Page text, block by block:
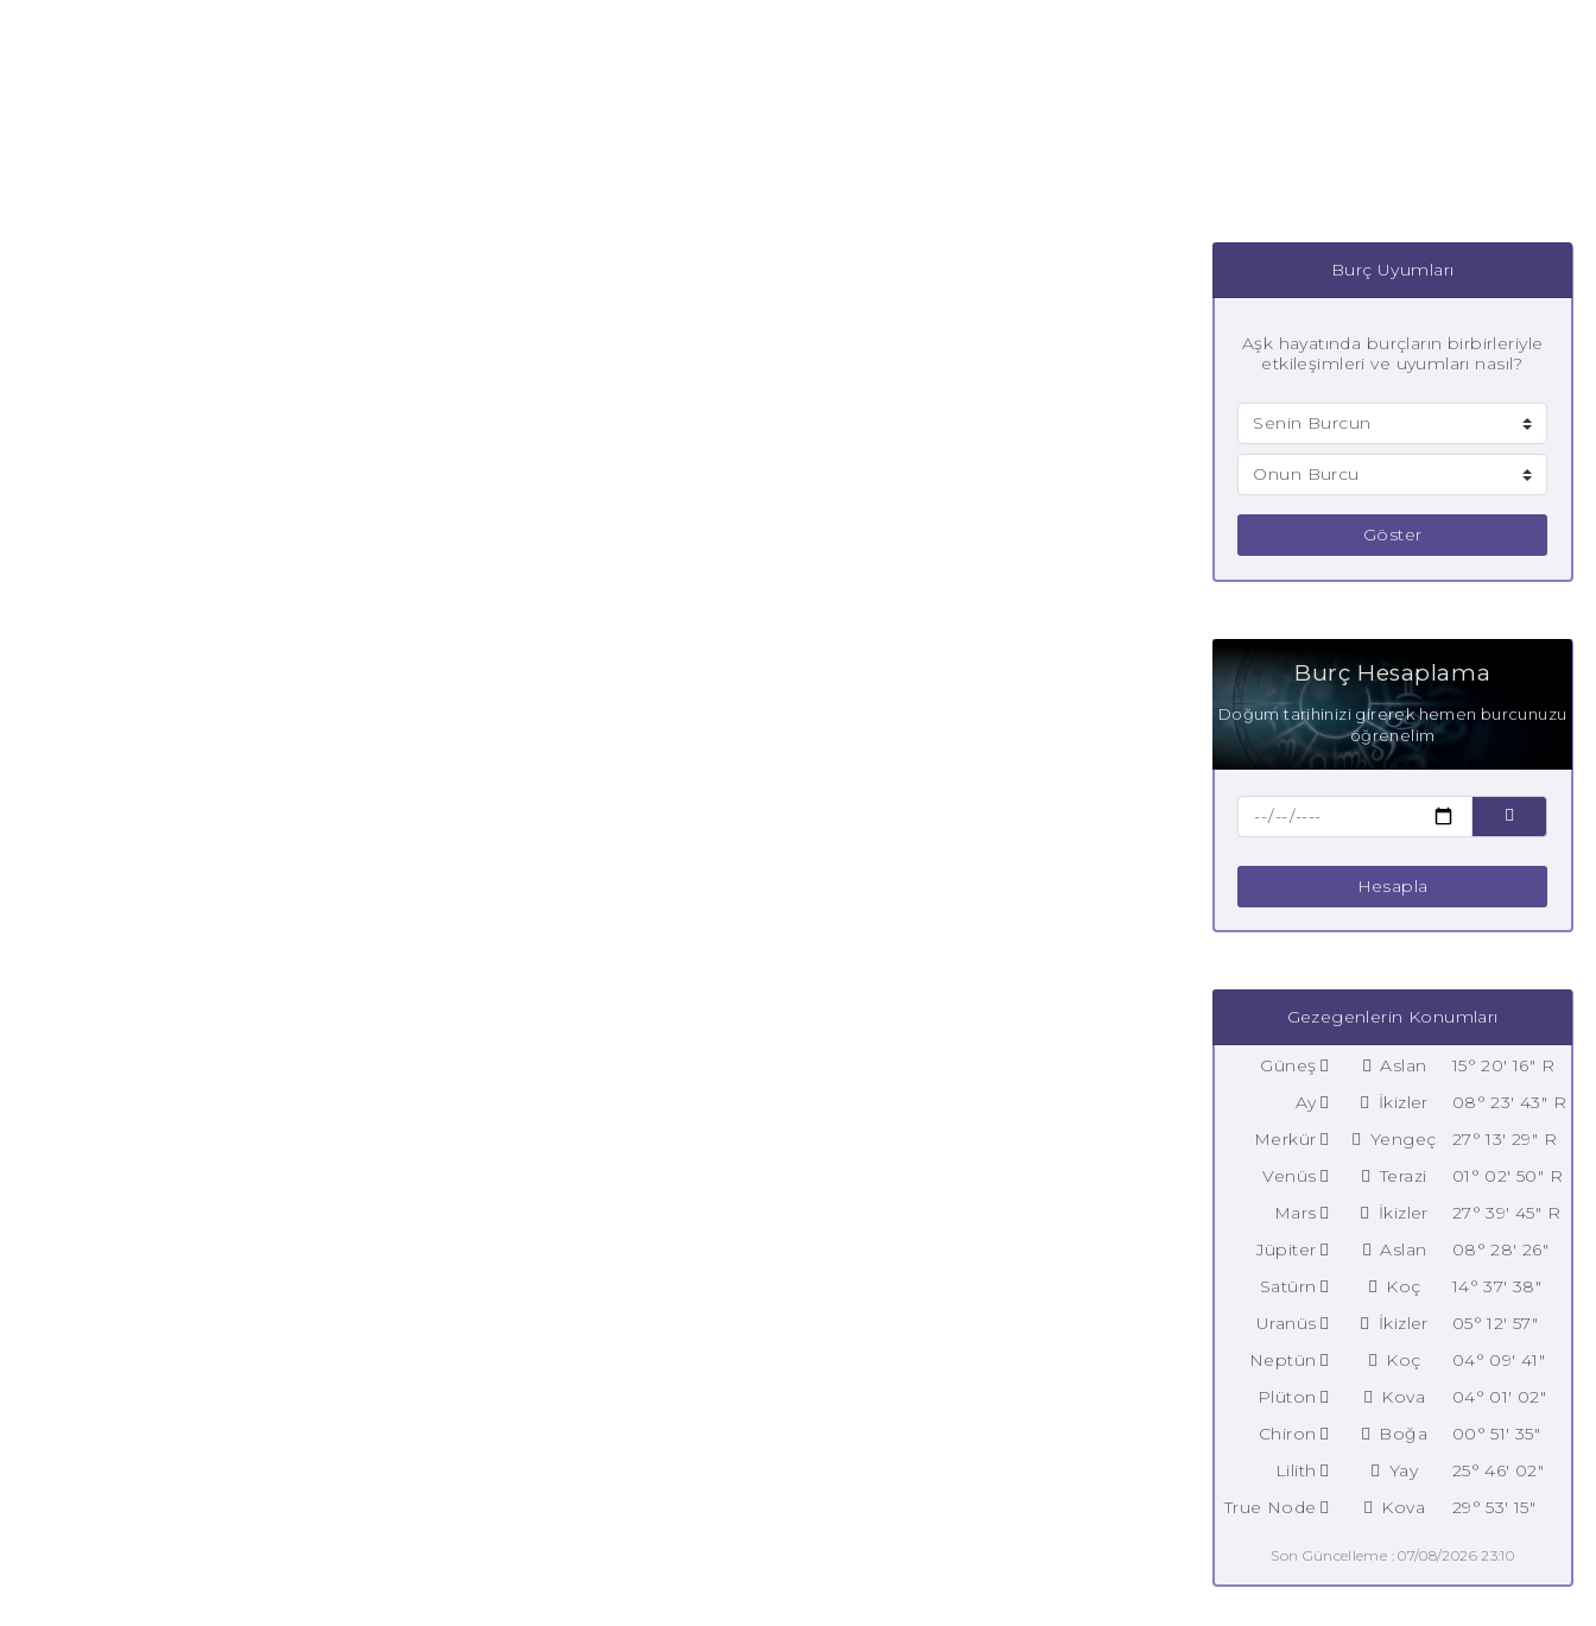
Burç Uyumları
Aşk hayatında burçların birbirleriyle
etkileşimleri ve uyumları nasıl?
Göster
Burç Hesaplama
Doğum tarihinizi girerek hemen burcunuzu
öğrenelim
Hesapla
Gezegenlerin Konumları
Güneş Aslan
15° 20' 16" R
Ay
İkizler
08° 23' 43" R
Merkür
Yengeç
27° 13' 29" R
Venüs
Terazi
01° 02' 50" R
Mars
İkizler
27° 39' 45" R
Jüpiter
Aslan
08° 28' 26"
Satürn
Koç
14° 37' 38"
Uranüs
İkizler
05° 12' 57"
Neptün
Koç
04° 09' 41"
Plüton
Kova
04° 01' 02"
Chiron
Boğa
00° 51' 35"
Lilith
Yay
25° 46' 02"
True Node
Kova 29° 53' 15"
Son Güncelleme : 07/08/2026 23:10